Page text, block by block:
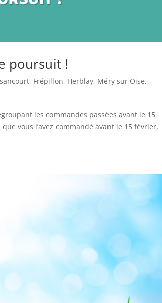
poursuit !
, Frépillon, Herblay, Méry sur Oise,
les commandes passées avant le 15
vous l’avez commandé avant le 15 février,